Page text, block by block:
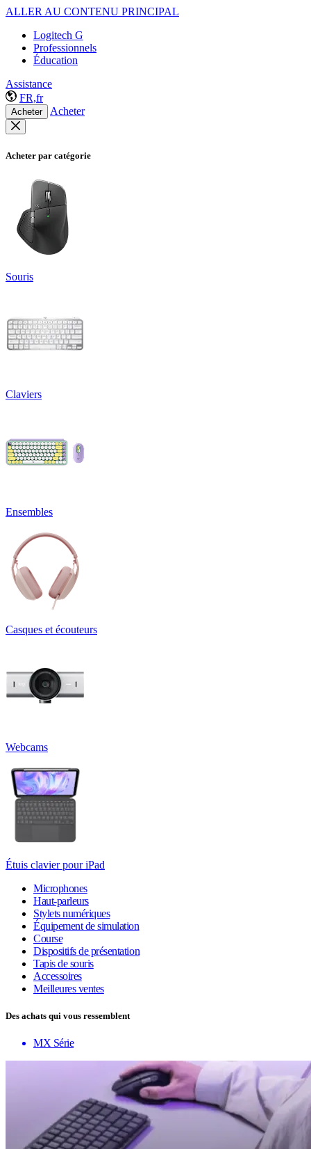
ALLER AU CONTENU PRINCIPAL
Logitech G
Professionnels
Éducation
Assistance
FR,fr
Acheter Acheter
Acheter par catégorie
Souris
Claviers
Ensembles
Casques et écouteurs
Webcams
Étuis clavier pour iPad
Microphones
Haut-parleurs
Stylets numériques
Équipement de simulation
Course
Dispositifs de présentation
Tapis de souris
Accessoires
Meilleures ventes
Des achats qui vous ressemblent
MX Série